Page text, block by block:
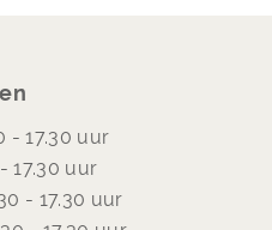
- 17.30 uur
17.30 uur
- 17.30 uur